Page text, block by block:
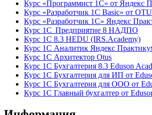
Курс «Программист 1С» от Яндекс
Курс «Разработчик 1С Basic» от
Курс «Разработчик 1С» Яндекс
Курс 1С Предприятие 8 НАДПО
Курс 1С 8.3 HEDU (IRS.Academy)
Курс 1С Аналитик Яндекс
Курс 1С Архитектор Otus
Курс 1С Бухгалтерия 8.3 Eduson
Курс 1С Бухгалтерия для ИП от
Курс 1С Бухгалтерия для ООО от
Курс 1С Главный бухгалтер от